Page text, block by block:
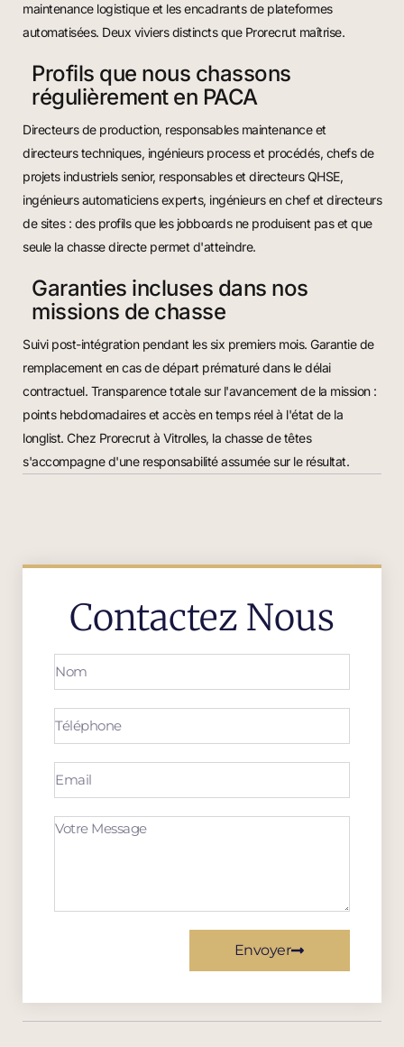
maintenance logistique et les encadrants de plateformes
automatisées. Deux viviers distincts que Prorecrut maîtrise.
Profils que nous chassons
régulièrement en PACA
Directeurs de production, responsables maintenance et
directeurs techniques, ingénieurs process et procédés, chefs de
projets industriels senior, responsables et directeurs QHSE,
ingénieurs automaticiens experts, ingénieurs en chef et directeurs
de sites : des profils que les jobboards ne produisent pas et que
seule la chasse directe permet d'atteindre.
Garanties incluses dans nos
missions de chasse
Suivi post-intégration pendant les six premiers mois. Garantie de
remplacement en cas de départ prématuré dans le délai
contractuel. Transparence totale sur l'avancement de la mission :
points hebdomadaires et accès en temps réel à l'état de la
longlist. Chez Prorecrut à Vitrolles, la chasse de têtes
s'accompagne d'une responsabilité assumée sur le résultat.
Contactez Nous
Envoyer